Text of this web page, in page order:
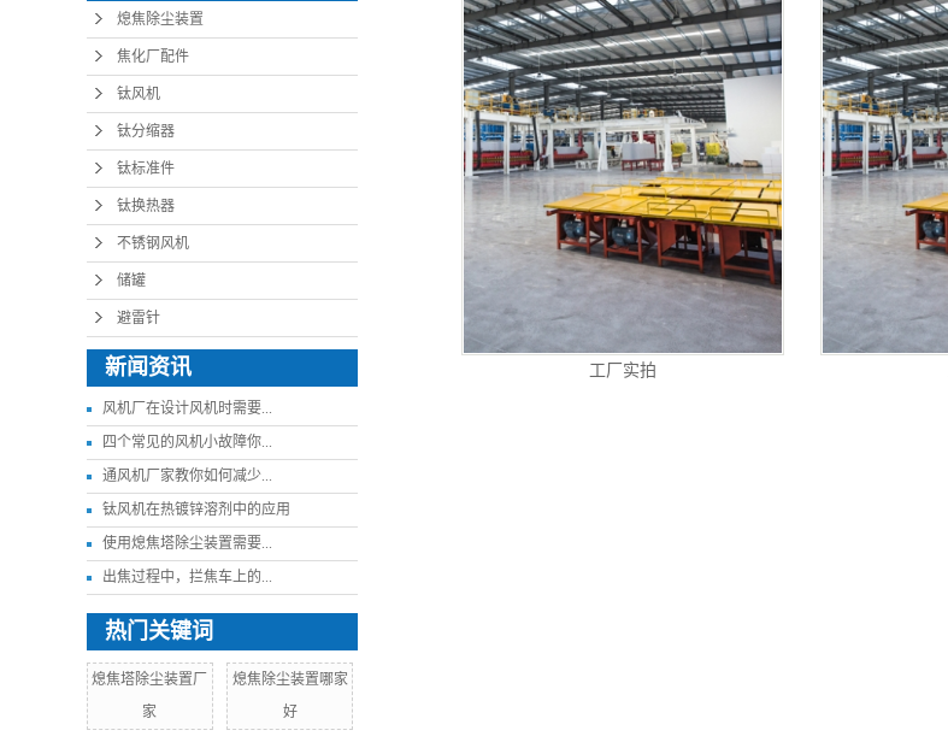
熄焦除尘装置
焦化厂配件
钛风机
钛分缩器
钛标准件
钛换热器
不锈钢风机
储罐
避雷针
新闻资讯
风机厂在设计风机时需要...
四个常见的风机小故障你...
通风机厂家教你如何减少...
钛风机在热镀锌溶剂中的应用
使用熄焦塔除尘装置需要...
出焦过程中，拦焦车上的...
热门关键词
熄焦塔除尘装置厂
家
熄焦除尘装置哪家
好
工厂实拍